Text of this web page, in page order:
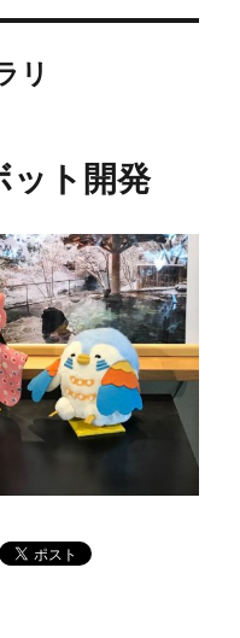
リ
ット開発